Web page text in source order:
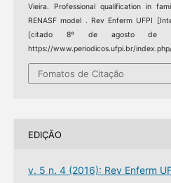
Vieira. Professional qualification in
RENASF model . Rev Enferm UFPI
[citado 8º de agosto de
https://www.periodicos.ufpi.br/
Fomatos de Citação
EDIÇÃO
v. 5 n. 4 (2016): Rev Enferm